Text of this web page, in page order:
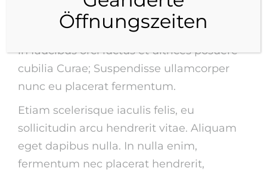
rhoncus. Proin luctus eu erat quis
tincidunt. Vestibulum ante ipsum primis
in faucibus orci luctus et ultrices posuere
cubilia Curae; Suspendisse ullamcorper
nunc eu placerat fermentum.
Etiam scelerisque iaculis felis, eu
sollicitudin arcu hendrerit vitae. Aliquam
eget dapibus nulla. In nulla enim,
fermentum nec placerat hendrerit,
Öffnungszeiten